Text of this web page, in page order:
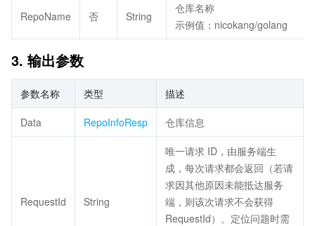
RepoName 否 String
仓库名称
示例值：nicokang/golang
3. 输出参数
参数名称 类型 描述
Data RepoInfoResp 仓库信息
RequestId String
唯一请求 ID，由服务端生
成，每次请求都会返回（若请
求因其他原因未能抵达服务
端，则该次请求不会获得
RequestId）。定位问题时需